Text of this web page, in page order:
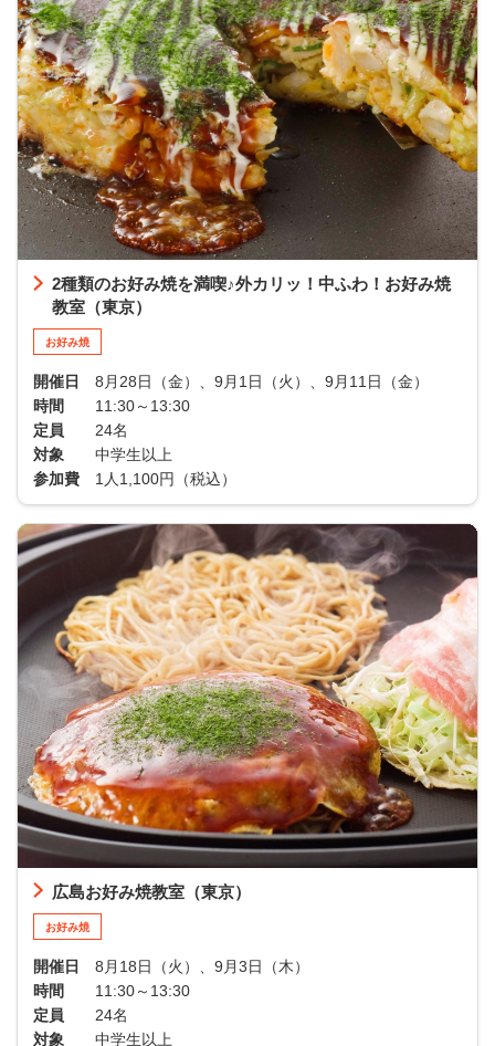
2種類のお好み焼を満喫♪外カリッ！中ふわ！お好み焼
教室（東京）
お好み焼
開催日
8月28日（金）、9月1日（火）、9月11日（金）
時間
11:30～13:30
定員
24名
対象
中学生以上
参加費
1人1,100円（税込）
広島お好み焼教室（東京）
お好み焼
開催日
8月18日（火）、9月3日（木）
時間
11:30～13:30
定員
24名
対象
中学生以上